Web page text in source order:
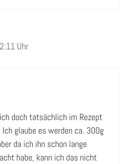
Uhr
doch tatsächlich im Rezept
Ich glaube es werden ca. 300g
da ich ihn schon lange
habe, kann ich das nicht